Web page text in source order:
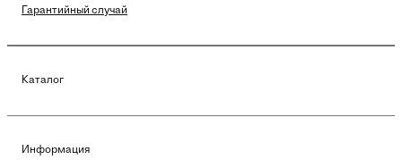
Гарантийный случай
Каталог
Информация